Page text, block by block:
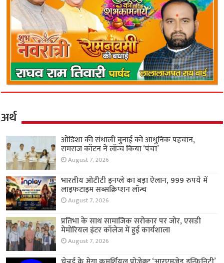
अर्थ
ओडिशा की संथाली बुनाई को आधुनिक पहचान,
रामराज कॉटन ने लॉन्च किया ‘पंचा’
August 7, 2026
भारतीय ओटीटी इनप्ले का बड़ा ऐलान, 999 रुपये में
लाइफटाइम सब्सक्रिप्शन लॉन्च
August 7, 2026
प्रतिभा के साथ सामाजिक सरोकार पर जोर, एसडी
मेमोरियल इंटर कॉलेज में हुई कार्यशाला
August 7, 2026